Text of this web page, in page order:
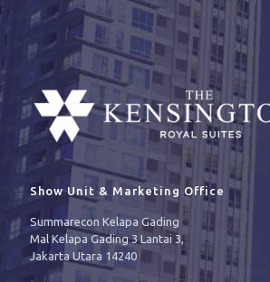
Show Unit & Marketing Office
Summarecon Kelapa Gading
Mal Kelapa Gading 3 Lantai 3,
Jakarta Utara 14240